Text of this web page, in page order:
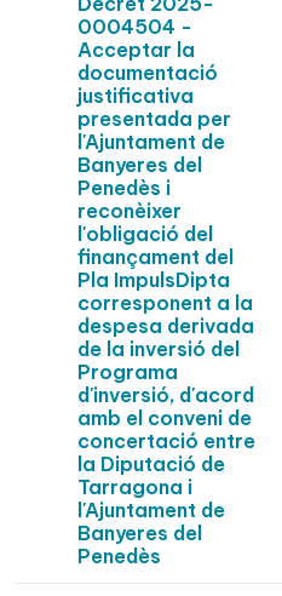
0004504 -
Acceptar la
documentació
justificativa
presentada per
l'Ajuntament de
Banyeres del
Penedès i
reconèixer
l'obligació del
finançament del
Pla ImpulsDipta
corresponent a la
despesa derivada
de la inversió del
Programa
d'inversió, d'acord
amb el conveni de
concertació entre
la Diputació de
Tarragona i
l'Ajuntament de
Banyeres del
Penedès